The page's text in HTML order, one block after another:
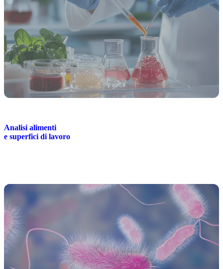
Analisi alimenti
e superfici di lavoro